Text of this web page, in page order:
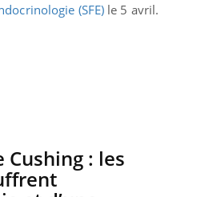
(SFE) le 5 avril.
Cushing : les